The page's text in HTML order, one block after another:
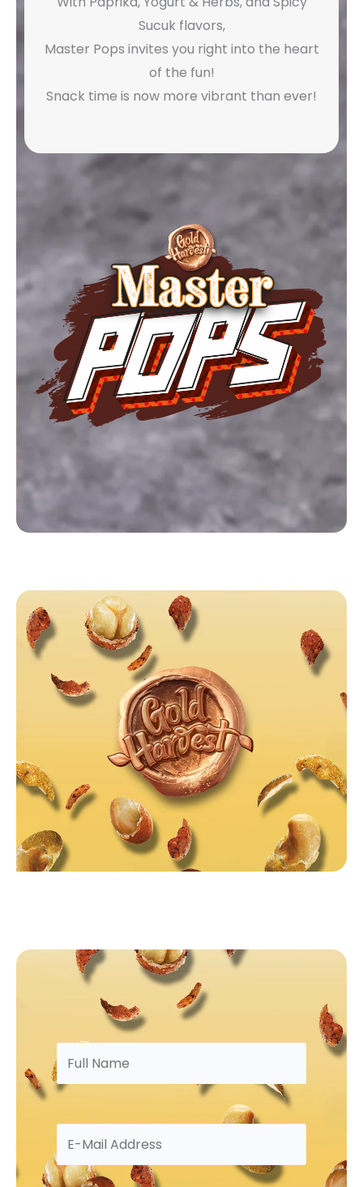
Sucuk flavors,
Master Pops invites you right into the heart
of the fun!
Snack time is now more vibrant than ever!